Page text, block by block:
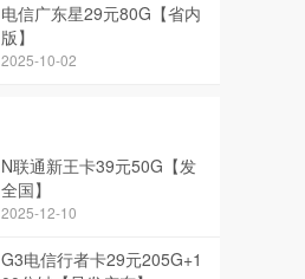
电信广东星29元80G【省内
版】
2025-10-02
N联通新王卡39元50G【发
全国】
2025-12-10
G3电信行者卡29元205G+1